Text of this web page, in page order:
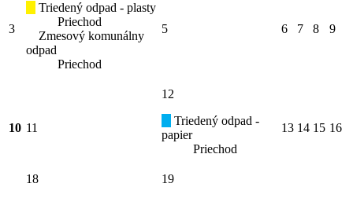
3
Triedený odpad - plasty
Priechod
Zmesový komunálny
odpad
Priechod
5 6 7 8 9
10 11
12
Triedený odpad -
papier
Priechod
13 14 15 16
18
19